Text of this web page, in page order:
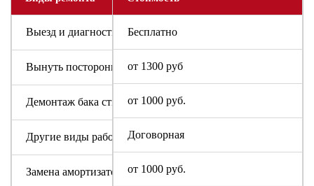
Бесплатно
от 1300 руб
от 1000 руб.
Договорная
от 1000 руб.
Выезд и диагностика
Вынуть посторонний предмет
Демонтаж бака стиральной машины GALATEC
Другие виды работ
Замена амортизаторов